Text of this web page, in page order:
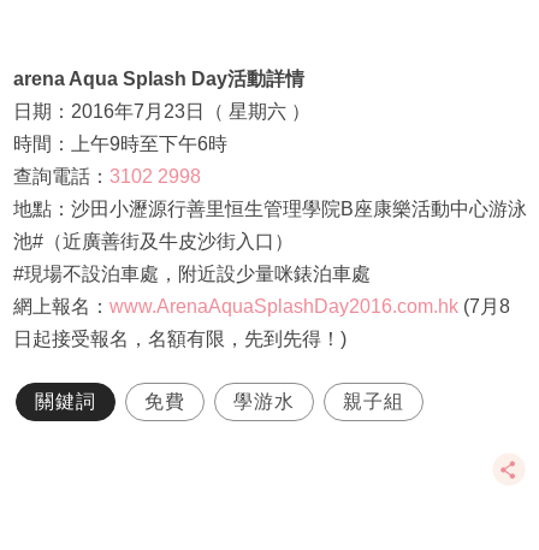
arena Aqua Splash Day活動詳情
日期：2016年7月23日（ 星期六 ）
時間：上午9時至下午6時
查詢電話： 3102 2998
地點：沙田小瀝源行善里恒生管理學院B座康樂活動中心游泳
池#（近廣善街及牛皮沙街入口）
#現場不設泊車處，附近設少量咪錶泊車處
網上報名： www.ArenaAquaSplashDay2016.com.hk(7月8
日起接受報名，名額有限，先到先得！)
關鍵詞 免費 學游水 親子組